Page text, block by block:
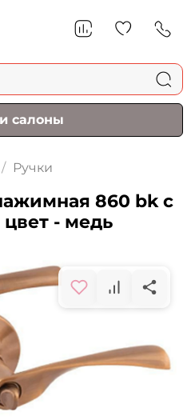
салоны
Ручки
860 bk с
- медь